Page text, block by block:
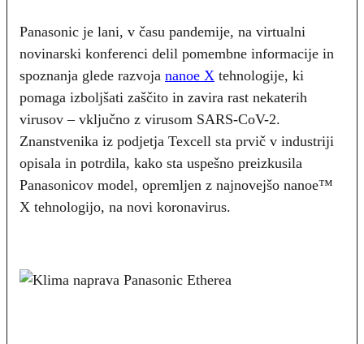
Panasonic je lani, v času pandemije, na virtualni
novinarski konferenci delil pomembne informacije in
spoznanja glede razvoja nanoe X tehnologije, ki
pomaga izboljšati zaščito in zavira rast nekaterih
virusov – vključno z virusom SARS-CoV-2.
Znanstvenika iz podjetja Texcell sta prvič v industriji
opisala in potrdila, kako sta uspešno preizkusila
Panasonicov model, opremljen z najnovejšo nanoe™
X tehnologijo, na novi koronavirus.